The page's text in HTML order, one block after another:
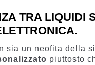
TRA LIQUIDI
sia un neofita della
piuttosto